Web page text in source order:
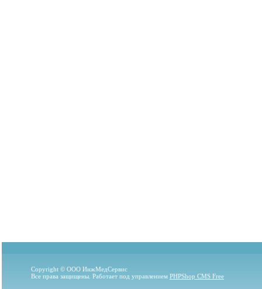
Copyright © ООО ИнжМедСервис
Все права защищены. Работает под управлением PHPShop CMS Free